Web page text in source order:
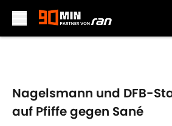
Nagelsmann und DFB-
auf Pfiffe gegen Sané